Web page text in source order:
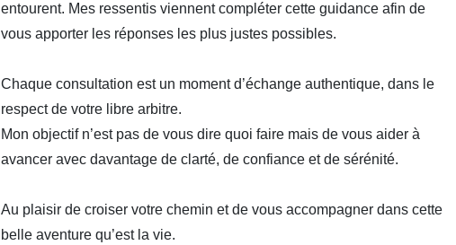
entourent. Mes ressentis viennent compléter cette guidance afin de
vous apporter les réponses les plus justes possibles.
Chaque consultation est un moment d’échange authentique, dans le
respect de votre libre arbitre.
Mon objectif n’est pas de vous dire quoi faire mais de vous aider à
avancer avec davantage de clarté, de confiance et de sérénité.
Au plaisir de croiser votre chemin et de vous accompagner dans cette
belle aventure qu’est la vie.